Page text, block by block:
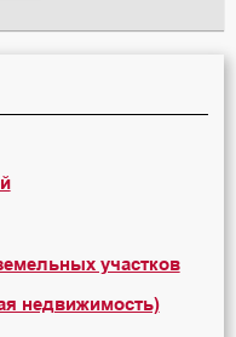
участков
недвижимость)